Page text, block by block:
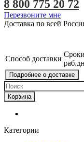
8 800 775 20 72
Перезвоните мне
Доставка по всей
Способ доставки
Подробнее о доставке
Корзина
Категории